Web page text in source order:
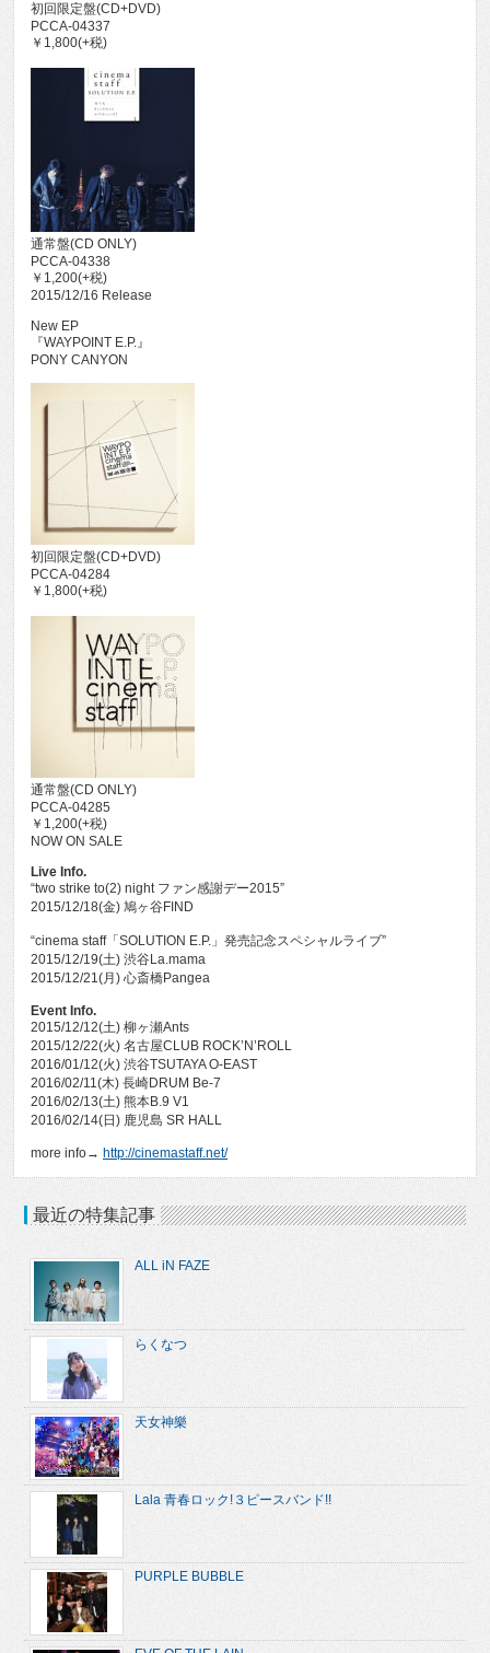
初回限定盤(CD+DVD)
PCCA-04337
￥1,800(+税)
通常盤(CD ONLY)
PCCA-04338
￥1,200(+税)
2015/12/16 Release
New EP
『WAYPOINT E.P.』
PONY CANYON
初回限定盤(CD+DVD)
PCCA-04284
￥1,800(+税)
通常盤(CD ONLY)
PCCA-04285
￥1,200(+税)
NOW ON SALE
Live Info.
“two strike to(2) night ファン感謝デー2015”
2015/12/18(金) 鳩ヶ谷FIND
“cinema staff「SOLUTION E.P.」発売記念スペシャルライブ”
2015/12/19(土) 渋谷La.mama
2015/12/21(月) 心斎橋Pangea
Event Info.
2015/12/12(土) 柳ヶ瀬Ants
2015/12/22(火) 名古屋CLUB ROCK’N’ROLL
2016/01/12(火) 渋谷TSUTAYA O-EAST
2016/02/11(木) 長崎DRUM Be-7
2016/02/13(土) 熊本B.9 V1
2016/02/14(日) 鹿児島 SR HALL
more info→ http://cinemastaff.net/
最近の特集記事
ALL iN FAZE
らくなつ
天女神樂
Lala 青春ロック!３ピースバンド!!
PURPLE BUBBLE